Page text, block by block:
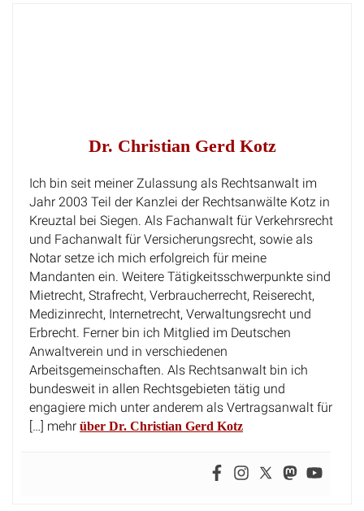
Dr. Christian Gerd Kotz
Ich bin seit meiner Zulassung als Rechtsanwalt im
Jahr 2003 Teil der Kanzlei der Rechtsanwälte Kotz in
Kreuztal bei Siegen. Als Fachanwalt für Verkehrsrecht
und Fachanwalt für Versicherungsrecht, sowie als
Notar setze ich mich erfolgreich für meine
Mandanten ein. Weitere Tätigkeitsschwerpunkte sind
Mietrecht, Strafrecht, Verbraucherrecht, Reiserecht,
Medizinrecht, Internetrecht, Verwaltungsrecht und
Erbrecht. Ferner bin ich Mitglied im Deutschen
Anwaltverein und in verschiedenen
Arbeitsgemeinschaften. Als Rechtsanwalt bin ich
bundesweit in allen Rechtsgebieten tätig und
engagiere mich unter anderem als Vertragsanwalt für
[…] mehr über Dr. Christian Gerd Kotz